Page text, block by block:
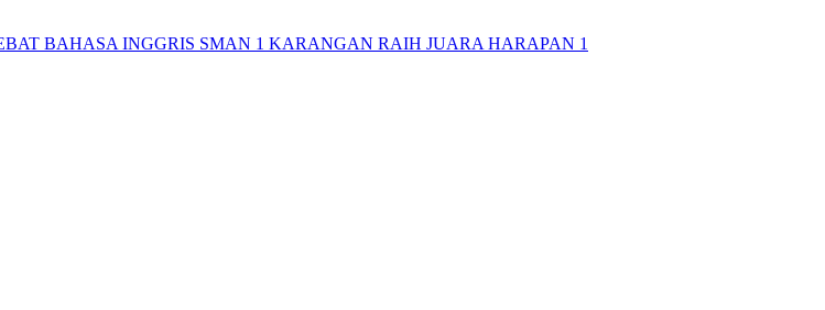
BAHASA INGGRIS SMAN 1 KARANGAN RAIH JUARA HARAPAN 1